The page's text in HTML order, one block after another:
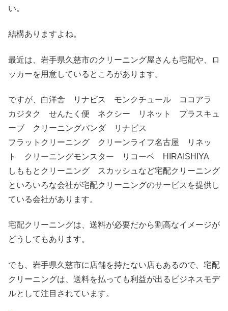
い。
結構ありますよね。
最近は、岩手県久慈市のクリーニング屋さんも宅配や、ロ
ッカーを用意しているところがあります。
ですが、白洋舎 リナビス モンクチュール ココアラ
カジタク せんたく便 ネクシー リネット プラスキュ
ーブ クリーニングパンダ リナビス
フラットクリーニング クリーンライフ名古屋 リネッ
ト クリーニングモンスター リコーベ HIRAISHIYA
しももとクリーニング スカッシュなど宅配クリーニング
といろいろな会社が宅配クリーニングのサービスを提供し
ている会社があります。
宅配クリーニングは、送料が必要だから割高なイメージが
どうしてもあります。
でも、岩手県久慈市に店舗を持たない店もあるので、宅配
クリーニングは、送料を払っても利益が出るビジネスモデ
ルとして注目されています。